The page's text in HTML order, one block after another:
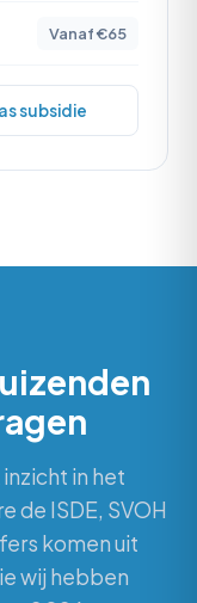
Vanaf €65
subsidie
in het
de ISDE, SVOH
komen uit
wij hebben